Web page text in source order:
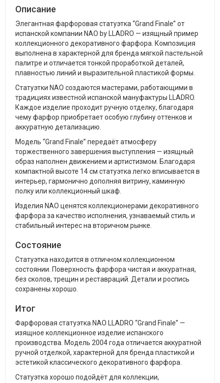
Описание
Элегантная фарфоровая статуэтка “Grand Finale” от
испанской компании NAO by LLADRO — изящный пример
коллекционного декоративного фарфора. Композиция
выполнена в характерной для бренда мягкой пастельной
палитре и отличается тонкой проработкой деталей,
плавностью линий и выразительной пластикой формы.
Статуэтки NAO создаются мастерами, работающими в
традициях известной испанской мануфактуры LLADRO.
Каждое изделие проходит ручную отделку, благодаря
чему фарфор приобретает особую глубину оттенков и
аккуратную детализацию.
Модель “Grand Finale” передаёт атмосферу
торжественного завершения выступления — изящный
образ наполнен движением и артистизмом. Благодаря
компактной высоте 14 см статуэтка легко вписывается в
интерьер, гармонично дополняя витрину, каминную
полку или коллекционный шкаф.
Изделия NAO ценятся коллекционерами декоративного
фарфора за качество исполнения, узнаваемый стиль и
стабильный интерес на вторичном рынке.
Состояние
Статуэтка находится в отличном коллекционном
состоянии. Поверхность фарфора чистая и аккуратная,
без сколов, трещин и реставраций. Детали и роспись
сохранены хорошо.
Итог
Фарфоровая статуэтка NAO LLADRO “Grand Finale” —
изящное коллекционное изделие испанского
производства. Модель 2004 года отличается аккуратной
ручной отделкой, характерной для бренда пластикой и
эстетикой классического декоративного фарфора.
Статуэтка хорошо подойдёт для коллекции,